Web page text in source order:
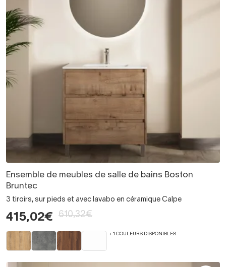
Ensemble de meubles de salle de bains Boston
Bruntec
3 tiroirs, sur pieds et avec lavabo en céramique Calpe
415,02€ 610,32€
+ 1 COULEURS DISPONIBLES